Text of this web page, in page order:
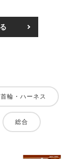
首輪・ハーネス
総合